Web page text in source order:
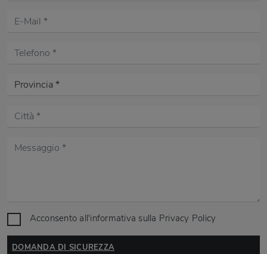
Acconsento all'informativa sulla Privacy Policy
DOMANDA DI SICUREZZA